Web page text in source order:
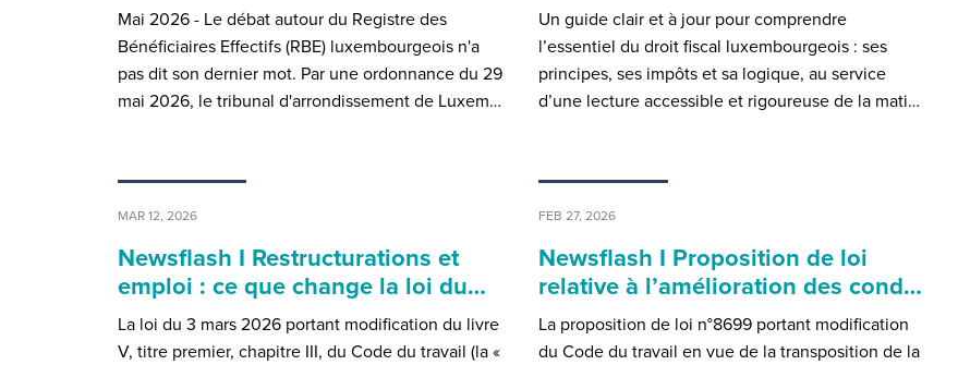
Mai 2026 - Le débat autour du Registre des
Bénéficiaires Effectifs (RBE) luxembourgeois n'a
pas dit son dernier mot. Par une ordonnance du 29
mai 2026, le tribunal d'arrondissement de Luxem…
Un guide clair et à jour pour comprendre
l’essentiel du droit fiscal luxembourgeois : ses
principes, ses impôts et sa logique, au service
d’une lecture accessible et rigoureuse de la mati…
MAR 12, 2026
Newsflash I Restructurations et
emploi : ce que change la loi du…
La loi du 3 mars 2026 portant modification du livre
V, titre premier, chapitre III, du Code du travail (la «
FEB 27, 2026
Newsflash I Proposition de loi
relative à l’amélioration des cond…
La proposition de loi n°8699 portant modification
du Code du travail en vue de la transposition de la